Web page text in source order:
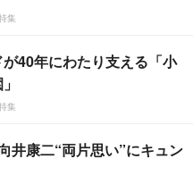
集
40年にわたり支える「小
集
井康二“両片思い”にキュン